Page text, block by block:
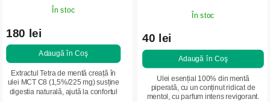
În stoc
180 lei
Adaugă în Coş
Extractul Tetra de mentă creață în
ulei MCT C8 (1,5%/225 mg) susține
digestia naturală, ajută la confortul
În stoc
40 lei
Adaugă în Coş
Ulei esențial 100% din mentă
piperată, cu un conținut ridicat de
mentol, cu parfum intens revigorant.